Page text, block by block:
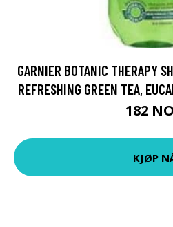
GARNIER BOTANIC THERAPY
REFRESHING GREEN TEA,
182
KJØP